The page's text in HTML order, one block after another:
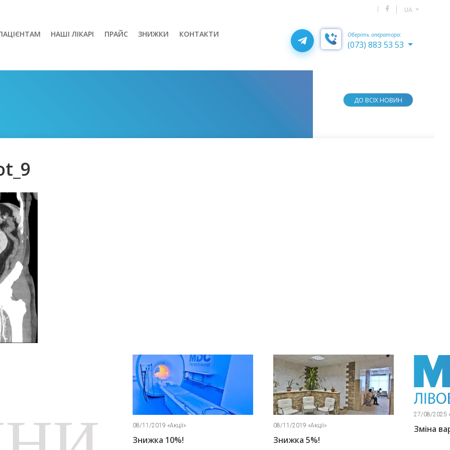
UA
НАШІ ЛІКАРІ ПРАЙС ЗНИЖКИ КОНТАКТИ Оберіть оператора:
(073) 883 53 53
ДО ВСІХ НОВИН
08/11/2019 «Акції»
Знижка 10%!
08/11/2019 «Акції»
Знижка 5%!
27/08/2025 «Новини»
Зміна вартості послуг